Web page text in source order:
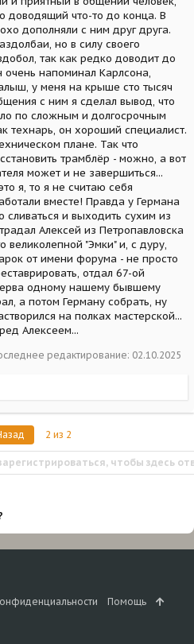
доводящий что-то до конца. В
дополняли с ним друг друга.
но в силу своего
так как редко доводит до
напоминал Карлсона,
у меня на крыше сто тысяч
с ним я сделал вывод, что
по сложным и долгосрочным
технарь, он хороший специалист.
плане. Так что
трамблёр - можно, а вот
может и не завершиться...
я, то я не считаю себя
вместе! Правда у Германа
и выходить сухим из
Алексей из Петропавловска
великолепной "Эмки" и, с дуру,
от имени форума - не просто
отдал 67-ой
одному нашему бывшему
а потом Герману собрать, ну
на полках мастерской...
Алексеем...
редактирование: 02.10.2025
2 из 2
чтобы здесь
Помощь